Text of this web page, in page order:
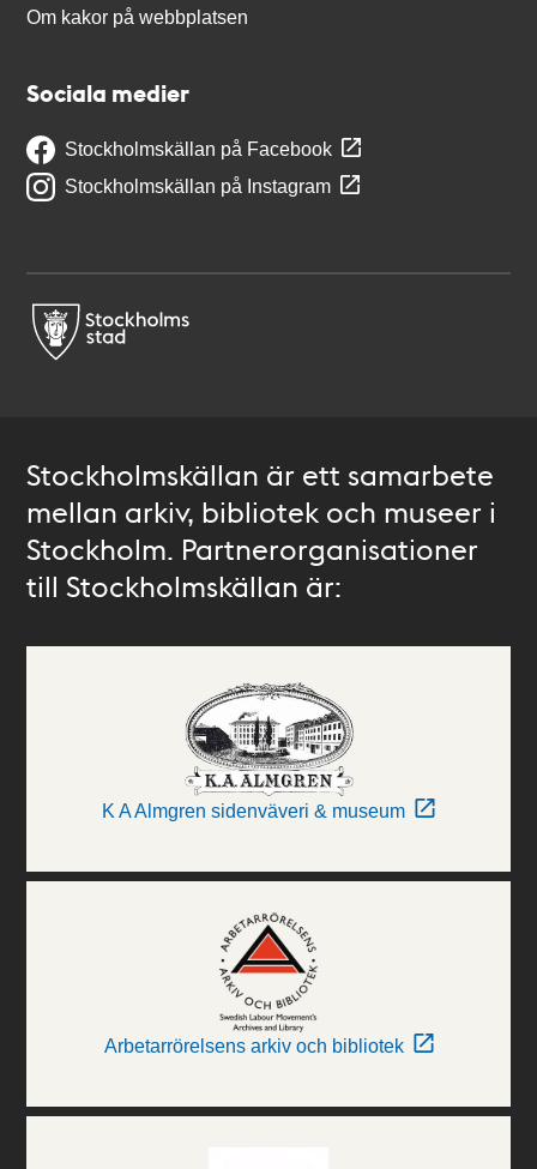
Om kakor på webbplatsen
Sociala medier
Stockholmskällan på Facebook
Stockholmskällan på Instagram
Stockholmskällan är ett samarbete
mellan arkiv, bibliotek och museer i
Stockholm. Partnerorganisationer
till Stockholmskällan är:
K A Almgren sidenväveri & museum
Arbetarrörelsens arkiv och bibliotek